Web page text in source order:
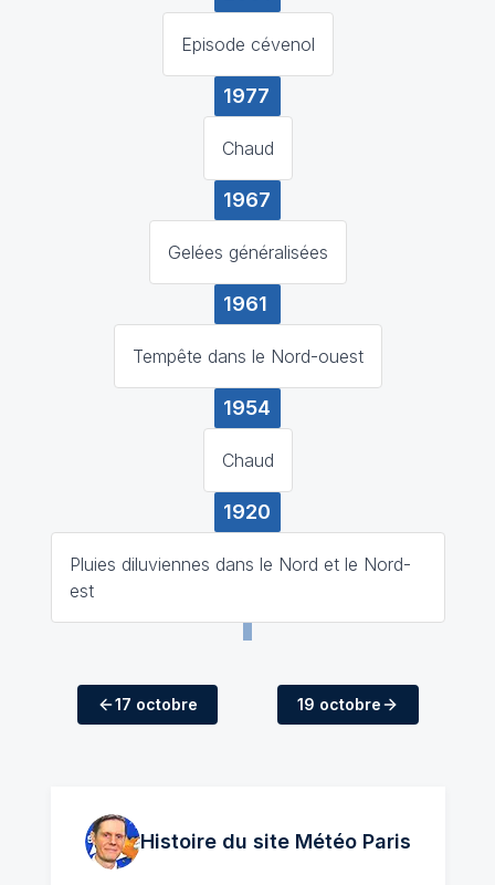
Episode cévenol
1977
Chaud
1967
Gelées généralisées
1961
Tempête dans le Nord-ouest
1954
Chaud
1920
Pluies diluviennes dans le Nord et le Nord-
est
17 octobre 19 octobre
Histoire du site MétéoParis